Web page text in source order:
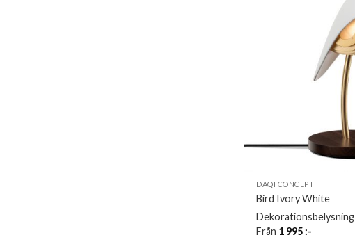
DAQI CONCEPT
Bird Ivory White
Dekorationsbelysning
Från 1 995 :-